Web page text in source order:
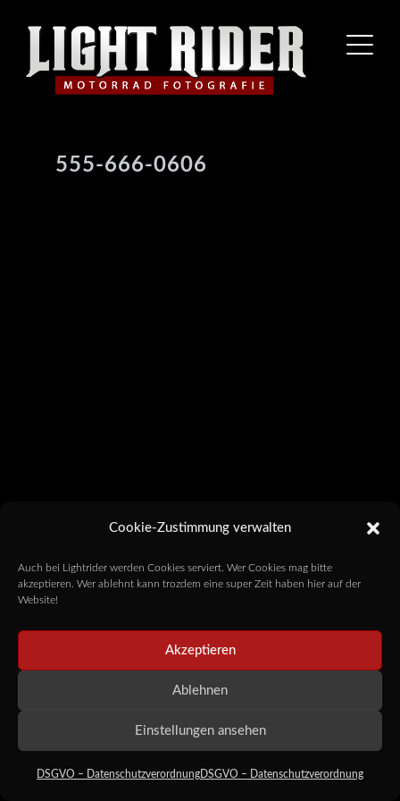
Cookie-Zustimmung verwalten
Auch bei Lightrider werden Cookies serviert. Wer Cookies mag bitte
akzeptieren. Wer ablehnt kann trozdem eine super Zeit haben hier auf der
Website!
Akzeptieren
Ablehnen
Einstellungen ansehen
DSGVO – Datenschutzverordnung DSGVO – Datenschutzverordnung
555-666-0606